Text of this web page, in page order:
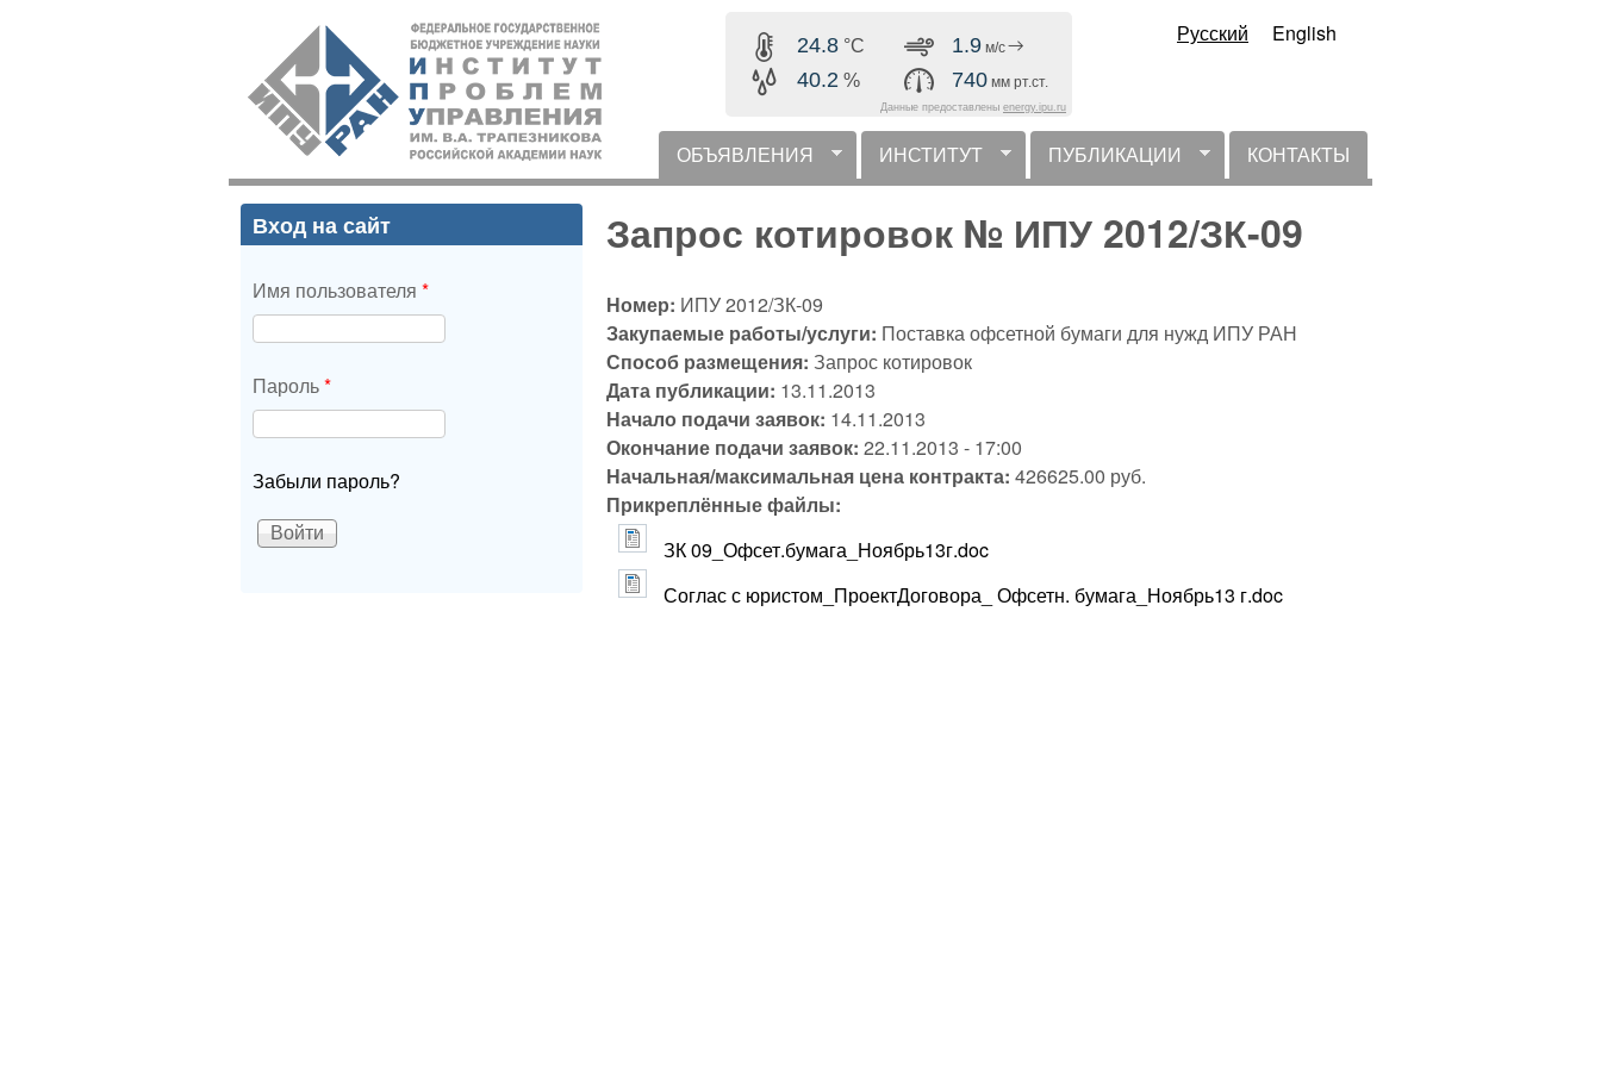
содержанию
ИПУ
РАН
24.8 °C
40.2 %
1.9 м/с
740 мм рт.ст.
Данные предоставлены energy.ipu.ru
Русский English
горизонтальное меню
ОБЪЯВЛЕНИЯ ИНСТИТУТ ПУБЛИКАЦИИ КОНТАКТЫ
Запрос котировок № ИПУ 2012/ЗК-09
Номер: ИПУ 2012/ЗК-09
Закупаемые работы/услуги: Поставка офсетной бумаги для нужд ИПУ РАН
Способ размещения:Запрос котировок
Дата публикации: 13.11.2013
Начало подачи заявок: 14.11.2013
Окончание подачи заявок:22.11.2013 - 17:00
Начальная/максимальная цена контракта:426625.00 руб.
Прикреплённые файлы:
ЗК 09_Офсет.бумага_Ноябрь13г.doc
Соглас с юристом_ПроектДоговора_ Офсетн. бумага_Ноябрь13 г.doc
Вход на сайт
Имя пользователя *
Пароль*
Забыли пароль?